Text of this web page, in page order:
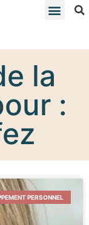
la
:
PERSONNEL